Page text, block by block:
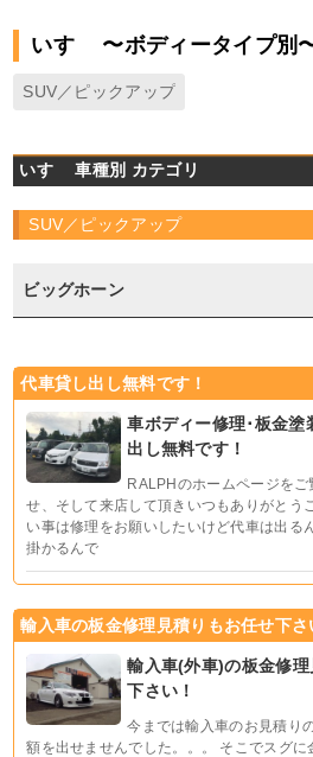
いすゞ 〜ボディータイプ別
SUV／ピックアップ
いすゞ 車種別 カテゴリ
SUV／ピックアップ
ビッグホーン
代車貸し出し無料です！
車ボディー修理･板金塗
出し無料です！
RALPHのホームページを
せ、そして来店して頂きいつもありがとう
い事は修理をお願いしたいけど代車は出る
掛かるんで
輸入車の板金修理見積りもお任せ下さ
輸入車(外車)の板金修
下さい！
今までは輸入車のお見積り
額を出せませんでした。。。 そこでスグに